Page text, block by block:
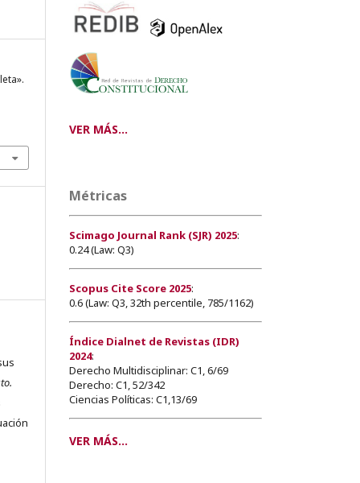
VER MÁS...
Métricas
Scimago Journal Rank (SJR) 2025:
0.24 (Law: Q3)
Scopus Cite Score 2025:
0.6 (Law: Q3, 32th percentile, 785/1162)
Índice Dialnet de Revistas (IDR)
2024:
Derecho Multidisciplinar: C1, 6/69
Derecho: C1, 52/342
Ciencias Políticas: C1,13/69
VER MÁS...